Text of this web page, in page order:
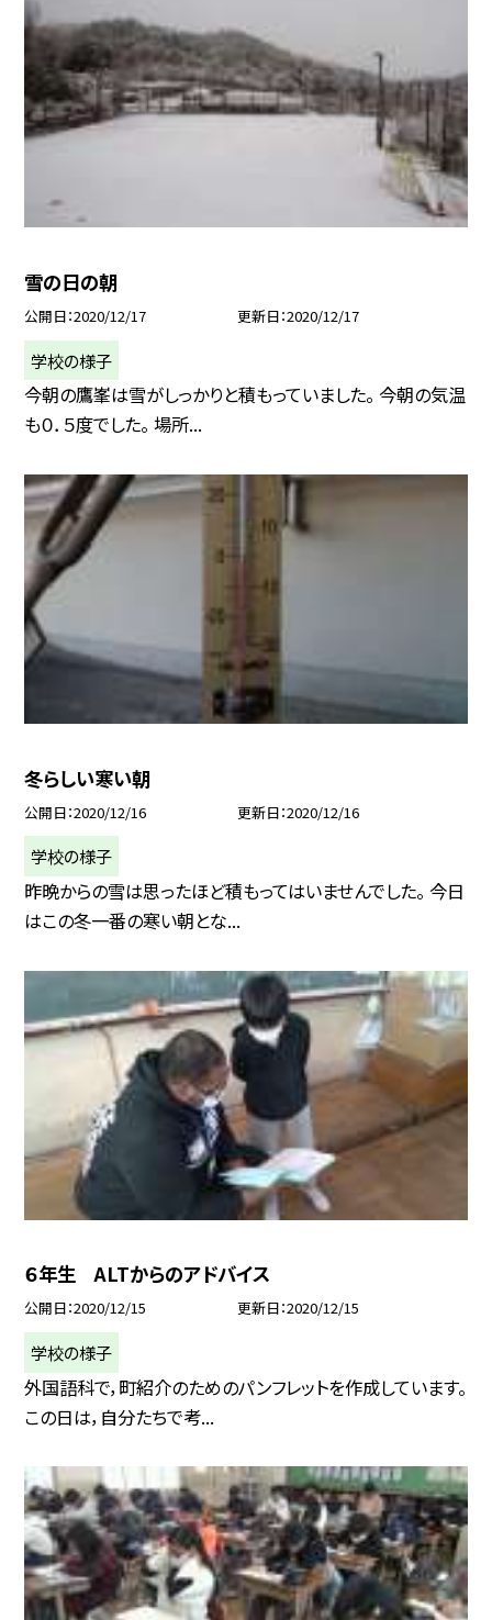
雪の日の朝
公開日 2020/12/17 更新日 2020/12/17
学校の様子
今朝の鷹峯は雪がしっかりと積もっていました。 今朝の気温
も０．５度でした。 場所...
冬らしい寒い朝
公開日 2020/12/16 更新日 2020/12/16
学校の様子
昨晩からの雪は思ったほど積もってはいませんでした。 今日
はこの冬一番の寒い朝とな...
６年生 ALTからのアドバイス
公開日 2020/12/15 更新日 2020/12/15
学校の様子
外国語科で，町紹介のためのパンフレットを作成しています。
この日は，自分たちで考...